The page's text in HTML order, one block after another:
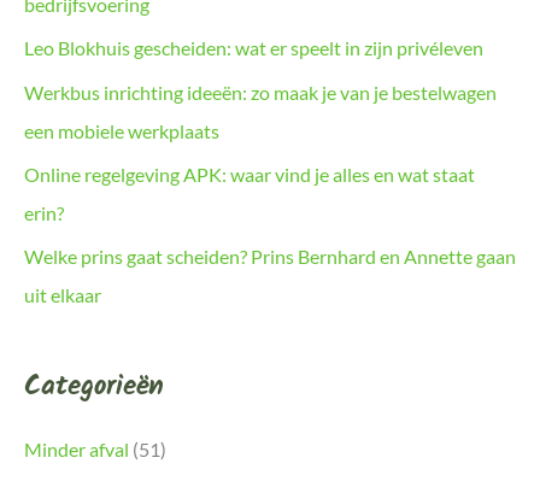
bedrijfsvoering
Leo Blokhuis gescheiden: wat er speelt in zijn privéleven
Werkbus inrichting ideeën: zo maak je van je bestelwagen
een mobiele werkplaats
Online regelgeving APK: waar vind je alles en wat staat
erin?
Welke prins gaat scheiden? Prins Bernhard en Annette gaan
uit elkaar
Categorieën
Minder afval (51)